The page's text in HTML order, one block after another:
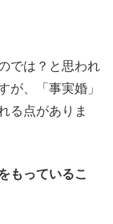
では？と思われ
が、「事実婚」
る点がありま
もっているこ